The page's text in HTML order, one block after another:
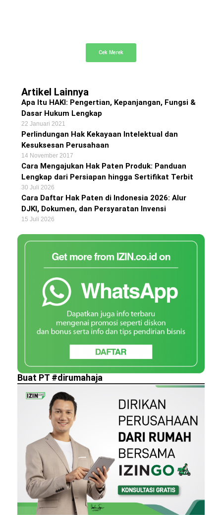
Cek Merek
Artikel Lainnya
Apa Itu HAKI: Pengertian, Kepanjangan, Fungsi &
Dasar Hukum Lengkap
22 Januari 2021
Perlindungan Hak Kekayaan Intelektual dan
Kesuksesan Perusahaan
14 November 2017
Cara Mengajukan Hak Paten Produk: Panduan
Lengkap dari Persiapan hingga Sertifikat Terbit
30 Juli 2026
Cara Daftar Hak Paten di Indonesia 2026: Alur
DJKI, Dokumen, dan Persyaratan Invensi
15 Juli 2026
Buat PT #dirumahaja